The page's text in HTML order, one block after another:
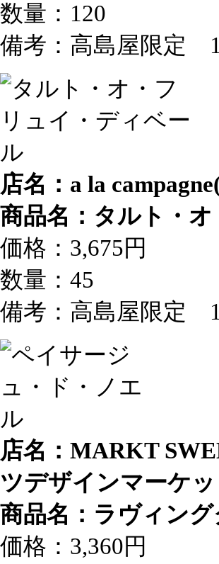
数量：120
備考：高島屋限定
店名：a la
商品名：タルト・
価格：3,675円
数量：45
備考：高島屋限定
店名：MARKT
ツデザインマーケッ
商品名：ラヴィン
価格：3,360円